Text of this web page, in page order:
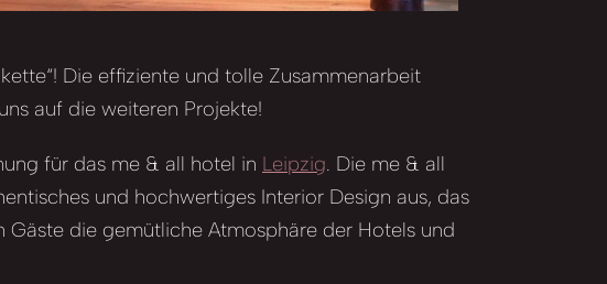
Die effiziente und tolle Zusammenarbeit
auf die weiteren Projekte!
für das me & all hotel in Leipzig. Die me & all
und hochwertiges Interior Design aus, das
die gemütliche Atmosphäre der Hotels und